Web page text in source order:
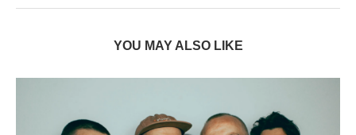
YOU MAY ALSO LIKE